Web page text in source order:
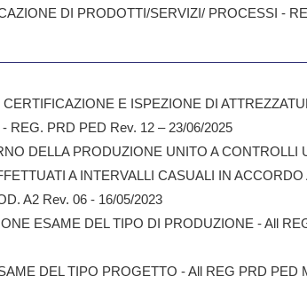
DI PRODOTTI/SERVIZI/ PROCESSI -
E ISPEZIONE DI
REG. PRD PED Rev. 12 – 23/06/2025
DELLA PRODUZIONE UNITO A CONTROLLI
A INTERVALLI CASUALI IN ACCORDO
A2 Rev. 06 - 16/05/2023
ESAME DEL TIPO DI PRODUZIONE - All
DEL TIPO PROGETTO - All REG PRD PED